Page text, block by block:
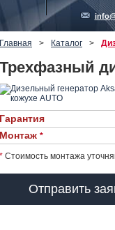
Главная > Каталог >
Трехфазный
Гарантия
Монтаж *
* Стоимость монтажа
Отправить